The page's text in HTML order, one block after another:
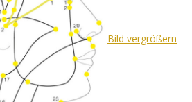
Bild vergrößern